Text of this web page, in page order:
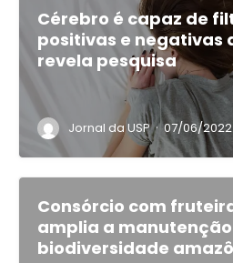
Cérebro é capaz de
positivas e negativas
revela pesquisa
Jornal da USP · 07/06/2022
Consórcio com
amplia a
biodiversidade